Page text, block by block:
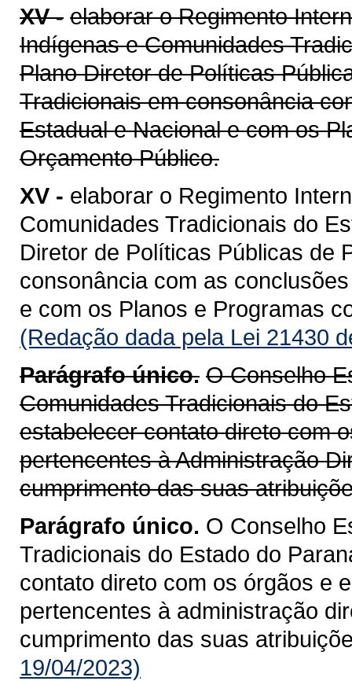
XV - elaborar o Regimento
Indígenas e Comunidades
Plano Diretor de Políticas
Tradicionais em consonância
Estadual e Nacional e com os
Orçamento Público.
XV - elaborar o Regimento
Comunidades Tradicionais do
Diretor de Políticas Públicas de
consonância com as
e com os Planos e Programas
(Redação dada pela Lei 21430
Parágrafo único. O Conselho
Comunidades Tradicionais do
estabelecer contato direto com
pertencentes à Administração
cumprimento das suas
Parágrafo único. O Conselho
Tradicionais do Estado do
contato direto com os órgãos e
pertencentes à administração
cumprimento das suas
19/04/2023)